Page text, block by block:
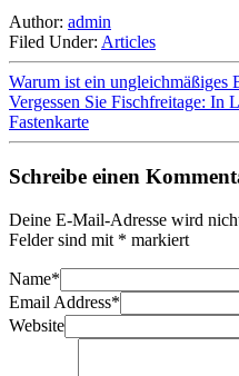
Author: admin
Filed Under: Articles
Warum ist ein ungleichmäßiges
Vergessen Sie Fischfreitage: In
Fastenkarte
Schreibe einen
Deine E-Mail-Adresse wird
Felder sind mit * markiert
Name*
Email Address*
Website